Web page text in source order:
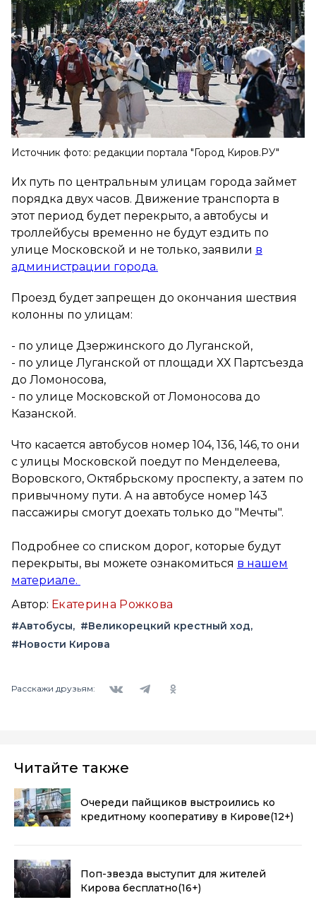
Источник фото: редакции портала "Город Киров.РУ"
Их путь по центральным улицам города займет
порядка двух часов. Движение транспорта в
этот период будет перекрыто, а автобусы и
троллейбусы временно не будут ездить по
улице Московской и не только, заявили в
администрации города.
Проезд будет запрещен до окончания шествия
колонны по улицам:
- по улице Дзержинского до Луганской,
- по улице Луганской от площади ХХ Партсъезда
до Ломоносова,
- по улице Московской от Ломоносова до
Казанской.
Что касается автобусов номер 104, 136, 146, то они
с улицы Московской поедут по Менделеева,
Воровского, Октябрьскому проспекту, а затем по
привычному пути. А на автобусе номер 143
пассажиры смогут доехать только до "Мечты".
Подробнее со списком дорог, которые будут
перекрыты, вы можете ознакомиться в нашем
материале.
Автор: Екатерина Рожкова
#Автобусы
#Великорецкий крестный ход
#Новости Кирова
Расскажи друзьям:
Читайте также
Очереди пайщиков выстроились ко
кредитному кооперативу в Кирове(12+)
Поп-звезда выступит для жителей
Кирова бесплатно(16+)